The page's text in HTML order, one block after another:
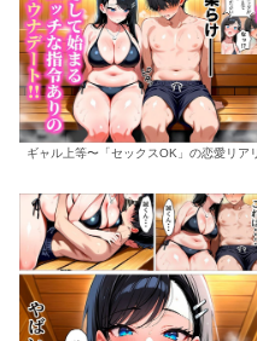
ギャル上等〜「セックスOK」の恋愛リ